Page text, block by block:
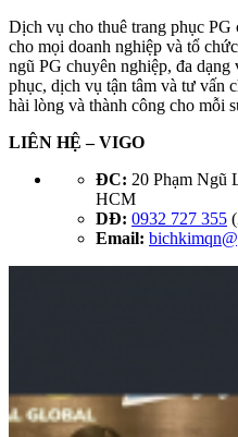
Dịch vụ cho thuê trang phục
cho mọi doanh nghiệp và tổ
ngũ PG chuyên nghiệp, đa
phục, dịch vụ tận tâm và tư vấn
hài lòng và thành công cho mỗi
LIÊN HỆ – VIGO
ĐC: 20 Phạm Ngũ
HCM
DĐ: 0932 727 355
Email: